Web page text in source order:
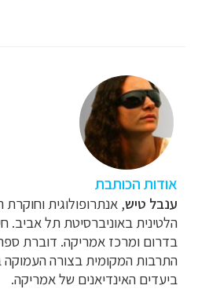
אודות הכותבת
ענבל טיש, אנתרופולוגית
הלטינית באוניברסיטת תל אביב.
בדרום ומרכז אמריקה. דוברת
התרבות המקומית בצורה העמוקה
ביעדים האינדיאנים של אמריקה.